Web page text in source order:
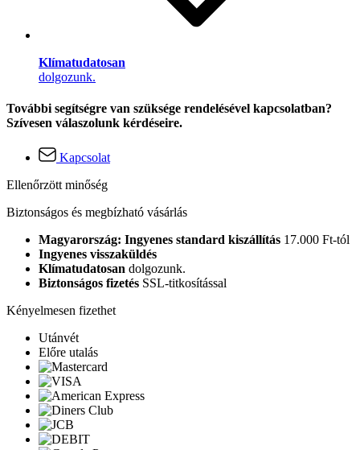
Klímatudatosan
dolgozunk.
További segítségre van szüksége rendelésével kapcsolatban?
Szívesen válaszolunk kérdéseire.
Kapcsolat
Ellenőrzött minőség
Biztonságos és megbízható vásárlás
Magyarország: Ingyenes standard kiszállítás 17.000 Ft-tól
Ingyenes visszaküldés
Klímatudatosan dolgozunk.
Biztonságos fizetés SSL-titkosítással
Kényelmesen fizethet
Utánvét
Előre utalás